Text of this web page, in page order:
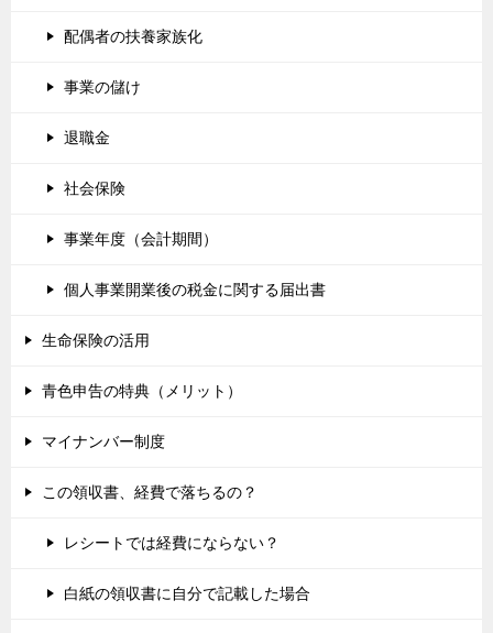
配偶者の扶養家族化
事業の儲け
退職金
社会保険
事業年度（会計期間）
個人事業開業後の税金に関する届出書
生命保険の活用
青色申告の特典（メリット）
マイナンバー制度
この領収書、経費で落ちるの？
レシートでは経費にならない？
白紙の領収書に自分で記載した場合